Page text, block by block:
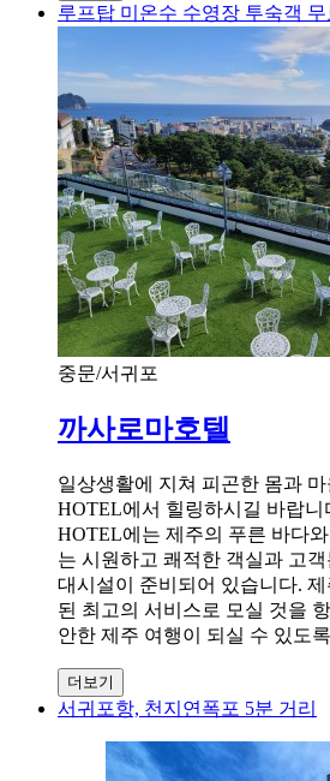
루프탑 미온수 수영장 투숙객
중문/서귀포
까사로마호텔
일상생활에 지쳐 피곤한 몸과
HOTEL에서 힐링하시길 바랍
HOTEL에는 제주의 푸른 바다
는 시원하고 쾌적한 객실과 고
대시설이 준비되어 있습니다.
된 최고의 서비스로 모실 것을
안한 제주 여행이 되실 수 있도
더보기
서귀포항, 천지연폭포 5분 거리